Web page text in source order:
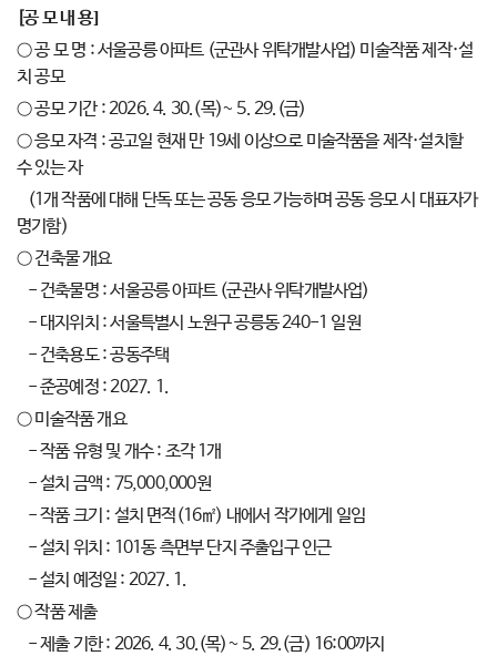
[공 모 내 용]
○ 공 모 명 : 서울공릉 아파트 (군관사 위탁개발사업) 미술작품 제작·설
치 공모
○ 공모 기간 : 2026. 4. 30.(목)~ 5. 29.(금)
○ 응모 자격 : 공고일 현재 만 19세 이상으로 미술작품을 제작·설치할
수 있는 자
(1개 작품에 대해 단독 또는 공동 응모 가능하며 공동 응모 시 대표자가
명기함)
○ 건축물 개요
- 건축물명 : 서울공릉 아파트 (군관사 위탁개발사업)
- 대지위치 : 서울특별시 노원구 공릉동 240-1 일원
- 건축용도 : 공동주택
- 준공예정 : 2027. 1.
○ 미술작품 개요
- 작품 유형 및 개수 : 조각 1개
- 설치 금액 : 75,000,000원
- 작품 크기 : 설치 면적(16㎡) 내에서 작가에게 일임
- 설치 위치 : 101동 측면부 단지 주출입구 인근
- 설치 예정일 : 2027. 1.
○ 작품 제출
- 제출 기한 : 2026. 4. 30.(목)~ 5. 29.(금) 16:00까지